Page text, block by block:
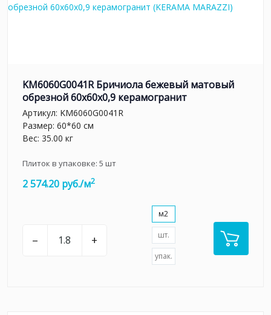
KM6060G0041R Бричиола бежевый матовый
обрезной 60x60x0,9 керамогранит
Артикул: KM6060G0041R
Размер: 60*60 см
Вес: 35.00 кг
Плиток в упаковке: 5 шт
2 574.20 руб./м2
– +
м2
шт.
упак.